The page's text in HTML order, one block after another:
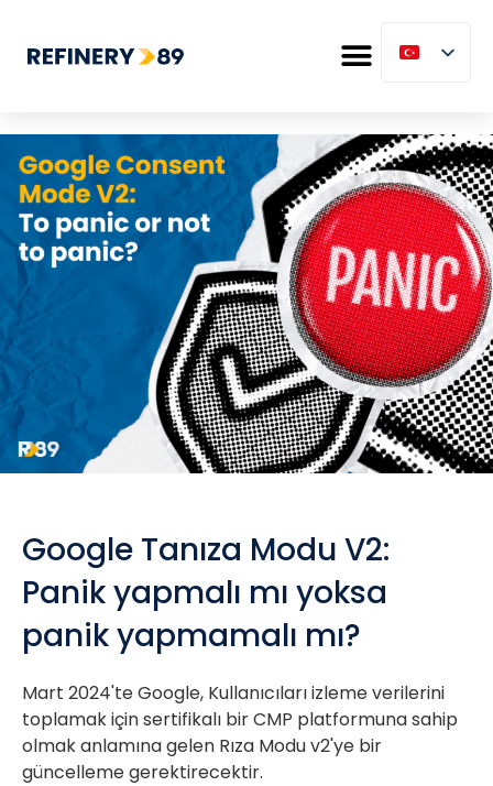
Google Tanıza Modu V2:
Panik yapmalı mı yoksa
panik yapmamalı mı?
Mart 2024'te Google, Kullanıcıları izleme verilerini
toplamak için sertifikalı bir CMP platformuna sahip
olmak anlamına gelen Rıza Modu v2'ye bir
güncelleme gerektirecektir.